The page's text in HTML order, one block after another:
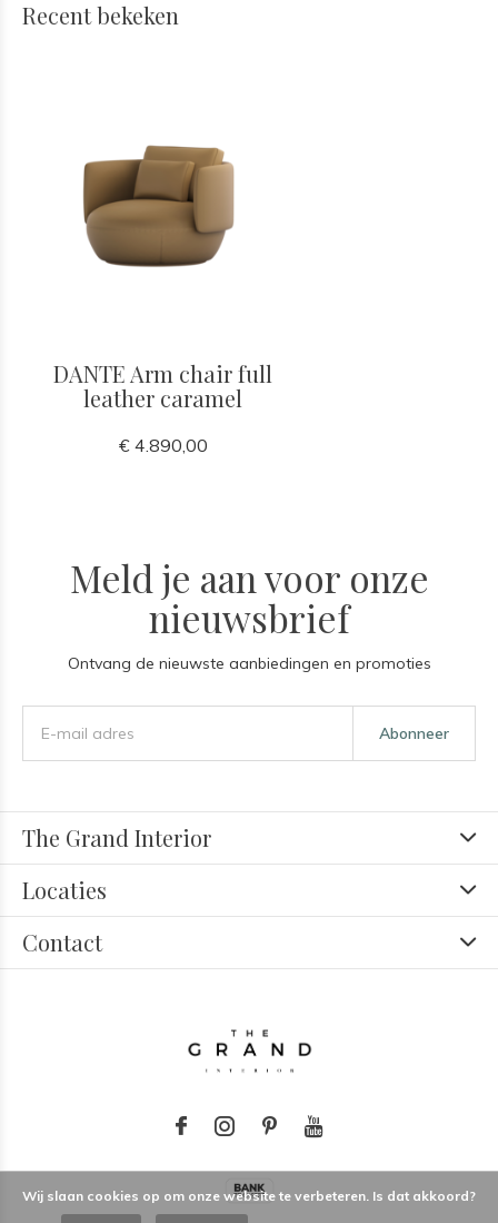
Recent bekeken
DANTE Arm chair full
leather caramel
€ 4.890,00
Meld je aan voor onze
nieuwsbrief
Ontvang de nieuwste aanbiedingen en promoties
Abonneer
The Grand Interior
Locaties
Contact
Wij slaan cookies op om onze website te verbeteren. Is dat akkoord?